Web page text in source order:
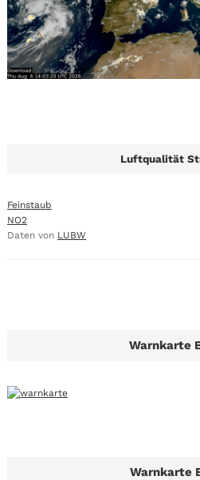
Luftqualität
Feinstaub
NO2
Daten von LUBW
Warnkarte
Warnkarte